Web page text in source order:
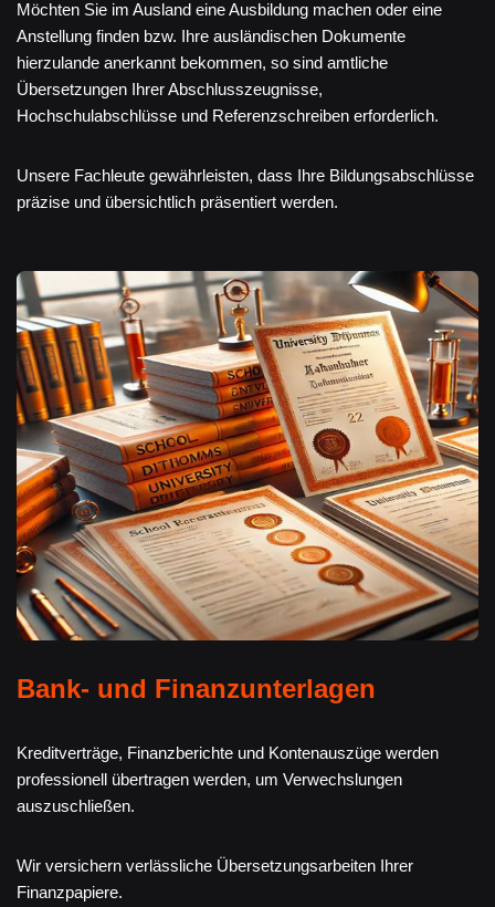
Möchten Sie im Ausland eine Ausbildung machen oder eine
Anstellung finden bzw. Ihre ausländischen Dokumente
hierzulande anerkannt bekommen, so sind amtliche
Übersetzungen Ihrer Abschlusszeugnisse,
Hochschulabschlüsse und Referenzschreiben erforderlich.
Unsere Fachleute gewährleisten, dass Ihre Bildungsabschlüsse
präzise und übersichtlich präsentiert werden.
Bank- und Finanzunterlagen
Kreditverträge, Finanzberichte und Kontenauszüge werden
professionell übertragen werden, um Verwechslungen
auszuschließen.
Wir versichern verlässliche Übersetzungsarbeiten Ihrer
Finanzpapiere.